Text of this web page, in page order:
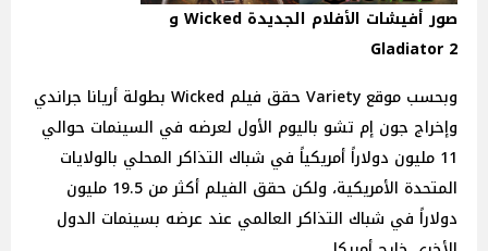
صور أفيشات الأفلام الجديدة Wicked و
Gladiator 2
وبحسب موقع Variety حقق فيلم Wicked بطولة أريانا جراندي
وإخراج جون إم تشو باليوم الأول لعرضه في السينمات حوالي
11 مليون دولاراً أمريكياً في شباك التذاكر المحلي بالولايات
المتحدة الأمريكية، ولكن حقق الفيلم أكثر من 19.5 مليون
دولاراً في شباك التذاكر العالمي عند عرضه بسينمات الدول